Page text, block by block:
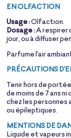
EN OLFACTION
Usage :Olfaction.
Dosage :A respirer
jour, ou à diffuser
Parfume l'air
PRÉCAUTIONS
Tenir hors de
de moins de 7 ans
chez les
ou épileptiques.
MENTIONS DE
Liquide et vapeurs